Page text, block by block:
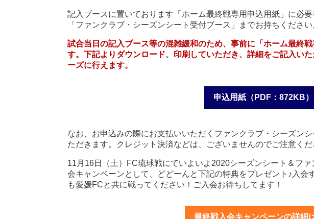
記入ブースに置いております「ホーム最終戦専用申込用紙」に必
「ファンクラブ・シーズンシート受付ブース」までお持ちください
試合当日の記入ブース等の混雑緩和のため、事前に「ホーム最終
す。下記よりダウンロード、印刷していただき、詳細をご記入い
ーズに行えます。
申込用紙（PDF：872KB）
なお、お申込みの際にお支払いいただくファンクラブ・シーズン
ただきます。クレジット決済などは、ございませんのでご注意くだ
11月16日（土）FC琉球戦にていよいよ2020シーズンシート＆フ
会キャンペーンとして、どどーんと下記の特典をプレゼント♪入会
も愛媛FCと共に戦ってください！ご入会お待ちしてます！
最終戦入会キャンペーンの詳細